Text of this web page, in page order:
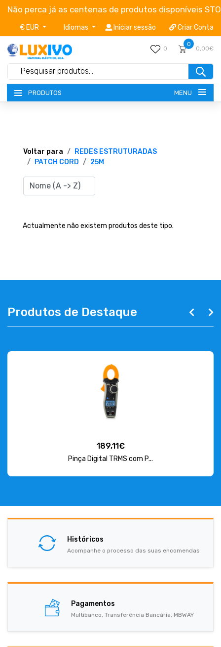
Não perca já as centenas de produtos disponíveis
€ EUR Idiomas Iniciar sessão Criar Conta
0
0
0,00€
PRODUTOS MENU
TERMOS E CONDIÇÕES
EMPRESA
Voltar para
REDES ESTRUTURADAS
PATCH CORD
25M
Actualmente não existem produtos deste tipo.
Produtos de Destaque
189,11€
Pinça Digital TRMS com P...
Históricos
Acompanhe o processo das suas encomendas
Pagamentos
Multibanco, Transferência Bancária, MBWAY